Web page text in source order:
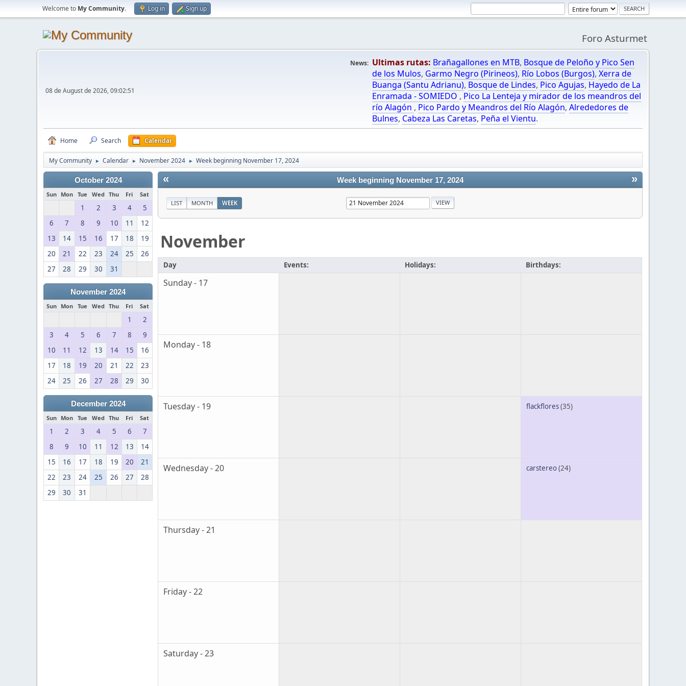
Welcome to My Community. Log in Sign up
Foro Asturmet
08 de August de 2026, 09:02:51
News: Ultimas rutas: Brañagallones en MTB, Bosque de Peloño y Pico Sen
de los Mulos, Garmo Negro (Pirineos), Río Lobos (Burgos), Xerra de
Buanga (Santu Adrianu), Bosque de Lindes, Pico Agujas, Hayedo de La
Enramada - SOMIEDO , Pico La Lenteja y mirador de los meandros del
río Alagón , Pico Pardo y Meandros del Río Alagón, Alrededores de
Bulnes, Cabeza Las Caretas, Peña el Vientu.
Home Search Calendar
My Community ► Calendar ► November 2024 ► Week beginning November 17, 2024
October 2024
Sun Mon Tue Wed Thu Fri Sat
1 2 3 4
5
6
7 8 9 10 11
12
13
14 15 16 17 18
19
20
21 22 23 24 25
26
27
28 29 30 31
November 2024
Sun Mon Tue Wed Thu Fri Sat
1
2
3
4 5 6 7 8
9
10
11 12 13 14 15
16
17
18 19 20 21 22
23
24
25 26 27 28 29 30
December 2024
Sun Mon Tue Wed Thu Fri Sat
1 2 3 4 5 6
7
8
9 10 11 12 13
14
15
16 17 18 19 20
21
22
23 24 25 26 27
28
29
30 31
« »
Week beginning November 17, 2024
LIST MONTH WEEK
November
Day Events: Holidays: Birthdays:
Sunday - 17
Monday - 18
Tuesday - 19 flackflores(35)
Wednesday - 20 carstereo(24)
Thursday - 21
Friday - 22
Saturday - 23